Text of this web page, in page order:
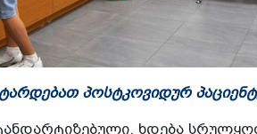
პოსტკოვიდურ
ხდება